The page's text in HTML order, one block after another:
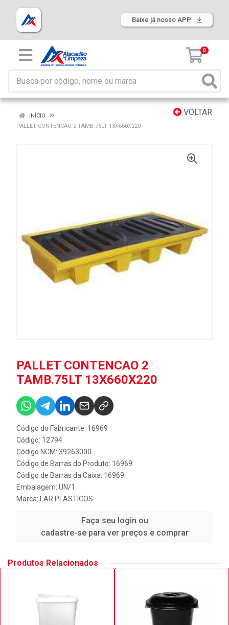
Baixe já nosso APP
0
VOLTAR
INÍCIO
PALLET CONTENCAO 2 TAMB.75LT 13X660X220
PALLET CONTENCAO 2
TAMB.75LT 13X660X220
Código do Fabricante: 16969
Código: 12794
Código NCM: 39263000
Código de Barras do Produto: 16969
Código de Barras da Caixa: 16969
Embalagem: UN/1
Marca:
LAR PLASTICOS
Faça seu login ou
cadastre-se para ver preços e comprar
Produtos Relacionados